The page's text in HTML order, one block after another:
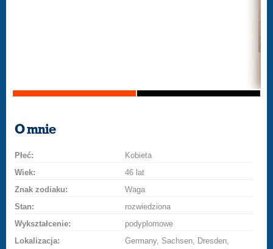
O mnie
Płeć:
Kobieta
Wiek:
46 lat
Znak zodiaku:
Waga
Stan:
rozwiedziona
Wykształcenie:
podyplomowe
Lokalizacja:
Germany, Sachsen, Dresden,